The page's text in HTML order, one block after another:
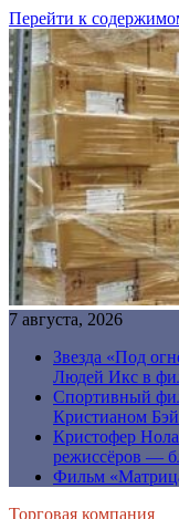
Перейти к
7 августа, 2026
Звезда «Под
Людей Икс в
Спортивный
Кристианом
Кристофер
режиссёров —
Фильм
Торговая компания